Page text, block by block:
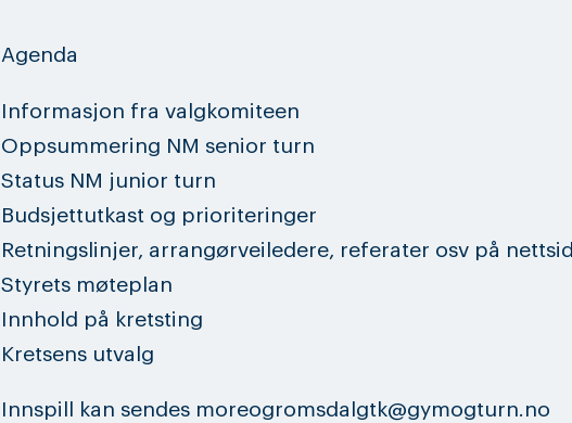
Agenda
Informasjon fra valgkomiteen
Oppsummering NM senior turn
Status NM junior turn
Budsjettutkast og prioriteringer
Retningslinjer, arrangørveiledere, referater osv på
Styrets møteplan
Innhold på kretsting
Kretsens utvalg
Innspill kan sendes moreogromsdalgtk@gymogturn.no